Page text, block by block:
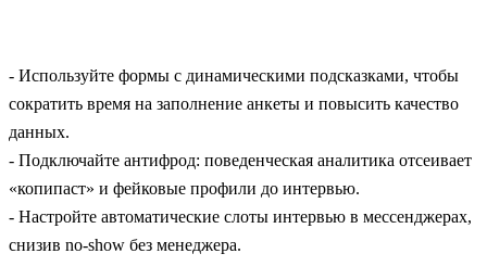
- Используйте формы с динамическими подсказками, чтобы
сократить время на заполнение анкеты и повысить качество
данных.
- Подключайте антифрод: поведенческая аналитика отсеивает
«копипаст» и фейковые профили до интервью.
- Настройте автоматические слоты интервью в мессенджерах,
снизив no-show без менеджера.